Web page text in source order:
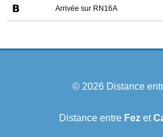
Arrivée sur RN16A
© 2026 Distance
Distance entre Fezet